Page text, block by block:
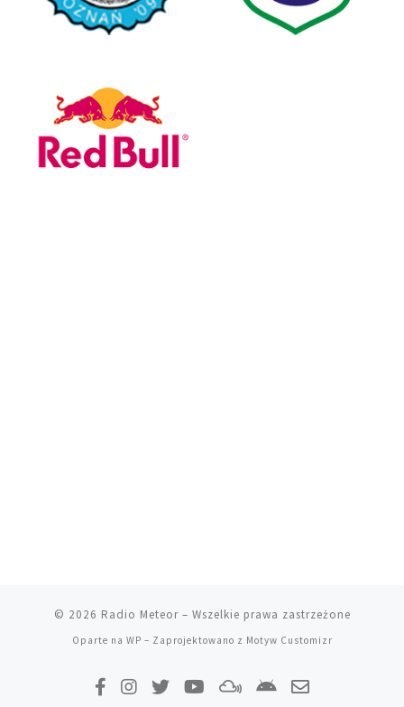
© 2026 Radio Meteor– Wszelkie prawa zastrzeżone
Oparte na WP – Zaprojektowano z Motyw Customizr